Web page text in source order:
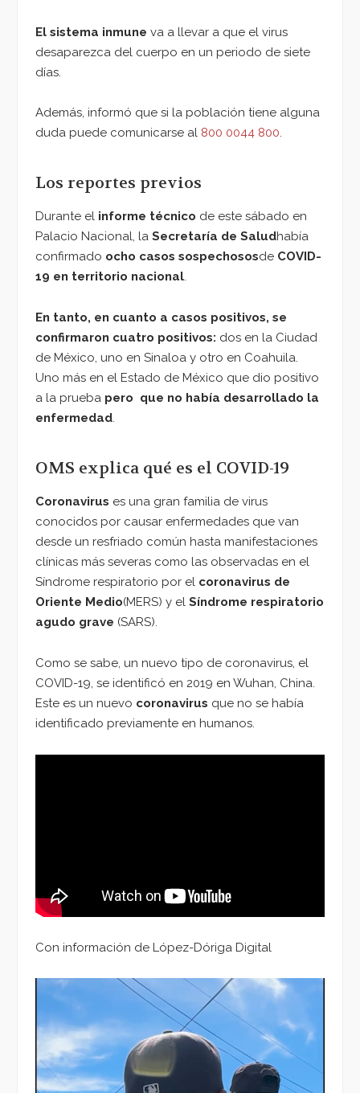
El sistema inmune va a llevar a que el virus
desaparezca del cuerpo en un periodo de siete
días.
Además, informó que si la población tiene alguna
duda puede comunicarse al 800 0044 800.
Los reportes previos
Durante el informe técnico de este sábado en
Palacio Nacional, la Secretaría de Saludhabía
confirmado ocho casos sospechososde COVID-
19 en territorio nacional.
En tanto, en cuanto a casos positivos, se
confirmaron cuatro positivos: dos en la Ciudad
de México, uno en Sinaloa y otro en Coahuila.
Uno más en el Estado de México que dio positivo
a la prueba pero que no había desarrollado la
enfermedad.
OMS explica qué es el COVID-19
Coronavirus es una gran familia de virus
conocidos por causar enfermedades que van
desde un resfriado común hasta manifestaciones
clínicas más severas como las observadas en el
Síndrome respiratorio por el coronavirus de
Oriente Medio(MERS) y el Síndrome respiratorio
agudo grave (SARS).
Como se sabe, un nuevo tipo de coronavirus, el
COVID-19, se identificó en 2019 en Wuhan, China.
Este es un nuevo coronavirus que no se había
identificado previamente en humanos.
Con información de López-Dóriga Digital
Reproductor
vídeo